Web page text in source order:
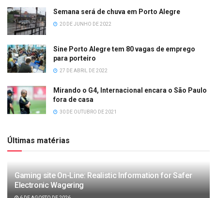
Semana será de chuva em Porto Alegre
20 DE JUNHO DE 2022
Sine Porto Alegre tem 80 vagas de emprego
para porteiro
27 DE ABRIL DE 2022
Mirando o G4, Internacional encara o São Paulo
fora de casa
30 DE OUTUBRO DE 2021
Últimas matérias
Gaming site On-Line: Realistic Information for Safer
Electronic Wagering